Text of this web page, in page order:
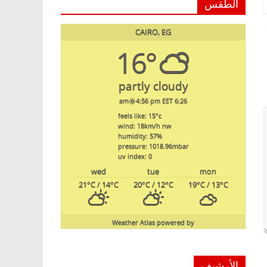
الطقس
CAIRO, EG
16°
partly cloudy
6:26 am
4:56 pm EET
feels like: 15°c
wind: 18km/h nw
humidity: 57%
pressure: 1018.96mbar
uv index: 0
mon
tue
wed
19°C/ 13°C
20°C/ 12°C
21°C/ 14°C
powered by
Weather Atlas